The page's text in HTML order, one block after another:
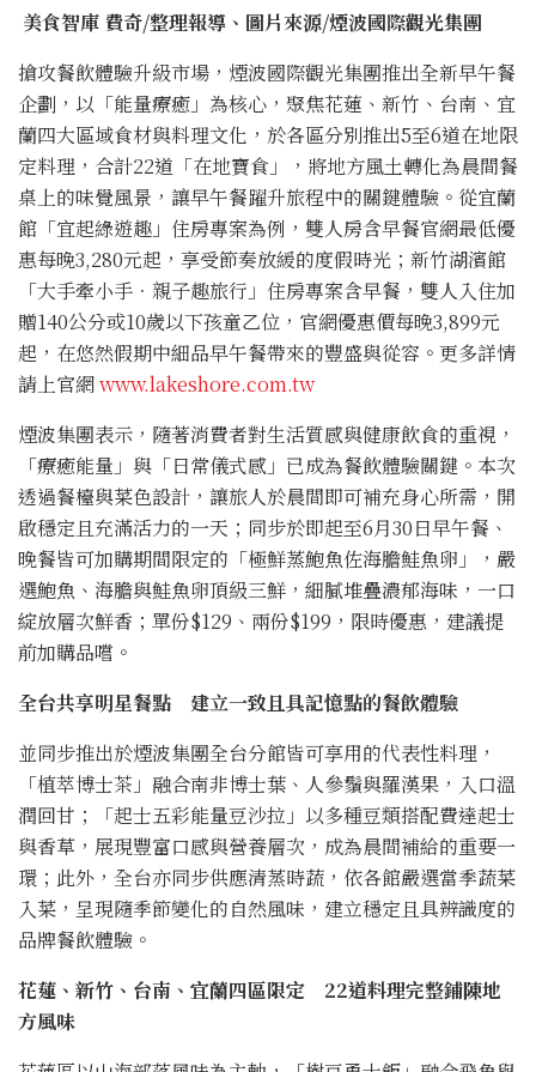
美食智庫 費奇/整理報導、圖片來源/煙波國際觀光集團
搶攻餐飲體驗升級市場，煙波國際觀光集團推出全新早午餐
企劃，以「能量療癒」為核心，聚焦花蓮、新竹、台南、宜
蘭四大區域食材與料理文化，於各區分別推出5至6道在地限
定料理，合計22道「在地寶食」，將地方風土轉化為晨間餐
桌上的味覺風景，讓早午餐躍升旅程中的關鍵體驗。從宜蘭
館「宜起綠遊趣」住房專案為例，雙人房含早餐官網最低優
惠每晚3,280元起，享受節奏放緩的度假時光；新竹湖濱館
「大手牽小手．親子趣旅行」住房專案含早餐，雙人入住加
贈140公分或10歲以下孩童乙位，官網優惠價每晚3,899元
起，在悠然假期中細品早午餐帶來的豐盛與從容。更多詳情
請上官網www.lakeshore.com.tw
煙波集團表示，隨著消費者對生活質感與健康飲食的重視，
「療癒能量」與「日常儀式感」已成為餐飲體驗關鍵。本次
透過餐檯與菜色設計，讓旅人於晨間即可補充身心所需，開
啟穩定且充滿活力的一天；同步於即起至6月30日早午餐、
晚餐皆可加購期間限定的「極鮮蒸鮑魚佐海膽鮭魚卵」，嚴
選鮑魚、海膽與鮭魚卵頂級三鮮，細膩堆疊濃郁海味，一口
綻放層次鮮香；單份$129、兩份$199，限時優惠，建議提
前加購品嚐。
全台共享明星餐點 建立一致且具記憶點的餐飲體驗
並同步推出於煙波集團全台分館皆可享用的代表性料理，
「植萃博士茶」融合南非博士葉、人參鬚與羅漢果，入口溫
潤回甘；「起士五彩能量豆沙拉」以多種豆類搭配費達起士
與香草，展現豐富口感與營養層次，成為晨間補給的重要一
環；此外，全台亦同步供應清蒸時蔬，依各館嚴選當季蔬菜
入菜，呈現隨季節變化的自然風味，建立穩定且具辨識度的
品牌餐飲體驗。
花蓮、新竹、台南、宜蘭四區限定 22道料理完整鋪陳地
方風味